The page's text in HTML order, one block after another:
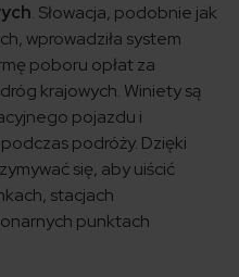
. Słowacja, podobnie jak
wprowadziła system
poboru opłat za
krajowych. Winiety są
pojazdu i
podróży. Dzięki
się, aby uiścić
stacjach
punktach